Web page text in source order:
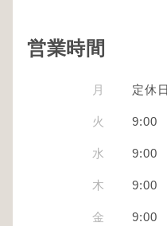
営業時間
月 定休日
火 9:00
水 9:00
木 9:00
金 9:00